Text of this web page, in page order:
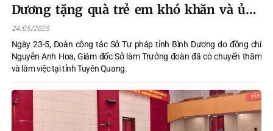
Dương tặng quà trẻ em khó khăn và ủng
hộ Quỹ xoá nhà tạm, dột nát tỉnh ta
24/05/2025
Ngày 23-5, Đoàn công tác Sở Tư pháp tỉnh Bình Dương do đồng chí
Nguyễn Anh Hoa, Giám đốc Sở làm Trưởng đoàn đã có chuyến thăm
và làm việc tại tỉnh Tuyên Quang.